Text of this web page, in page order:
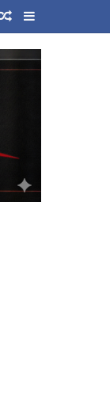
In
Random Article
Sidebar